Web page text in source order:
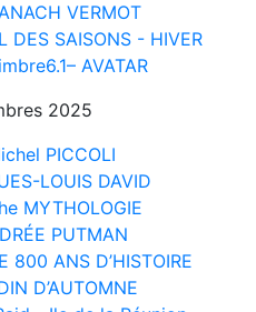
VERMOT
DES SAISONS - HIVER
AVATAR
2025
PICCOLI
LOUIS DAVID
MYTHOLOGIE
PUTMAN
800 ANS D’HISTOIRE
D’AUTOMNE